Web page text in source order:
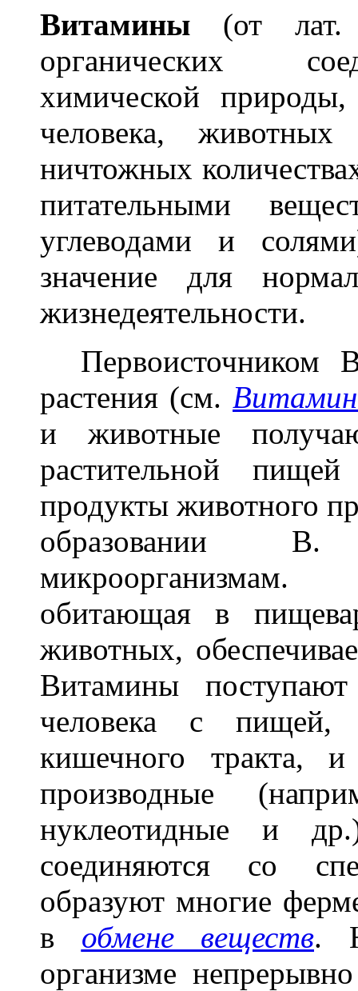
Витамины (от
органических
химической
человека,
ничтожных
питательными
углеводами и
значение для
жизнедеятельности.
Первоисточником
растения (см.
и животные
растительной
продукты животного
образовании
обитающая в
животных,
Витамины
человека с пищей,
кишечного тракта, и
производные
нуклеотидные и
соединяются со
образуют многие
в обмене веществ.
организме